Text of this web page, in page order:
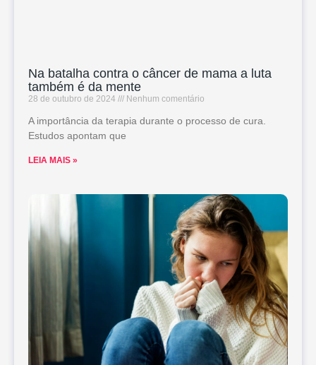
Na batalha contra o câncer de mama a luta
também é da mente
28 de outubro de 2024 Nenhum comentário
A importância da terapia durante o processo de cura.
Estudos apontam que
LEIA MAIS »